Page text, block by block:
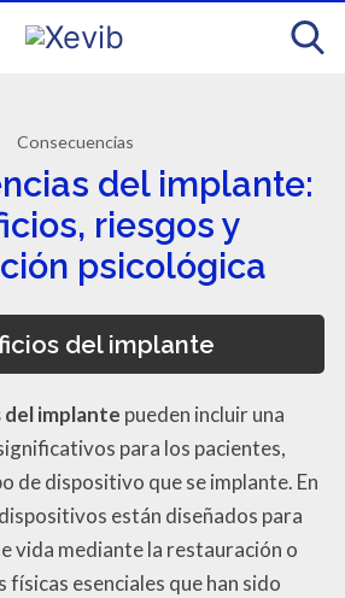
Consecuencias
del implante:
riesgos y
psicológica
del implante
implante pueden incluir una
para los pacientes,
de dispositivo que se implante. En
están diseñados para
vida mediante la restauración o
físicas esenciales que han sido